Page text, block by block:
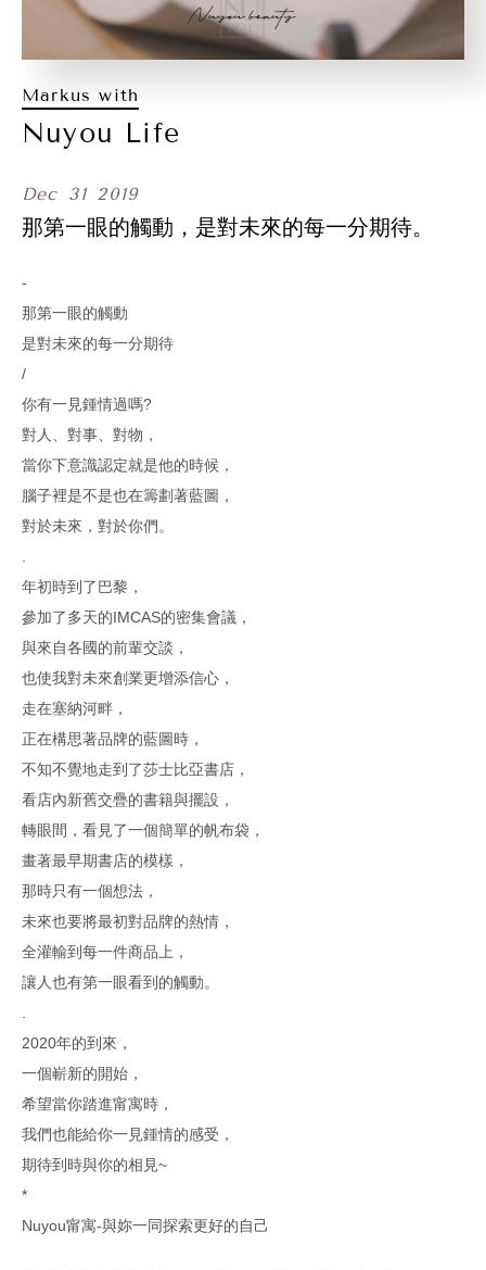
Markus with
Nuyou Life
Dec 31 2019
那第一眼的觸動，是對未來的每一分期待。
-
那第一眼的觸動
是對未來的每一分期待
/
你有一見鍾情過嗎?
對人、對事、對物，
當你下意識認定就是他的時候，
腦子裡是不是也在籌劃著藍圖，
對於未來，對於你們。
年初時到了巴黎，
參加了多天的IMCAS的密集會議，
與來自各國的前輩交談，
也使我對未來創業更增添信心，
走在塞納河畔，
正在構思著品牌的藍圖時，
不知不覺地走到了莎士比亞書店，
看店內新舊交疊的書籍與擺設，
轉眼間，看見了一個簡單的帆布袋，
畫著最早期書店的模樣，
那時只有一個想法，
未來也要將最初對品牌的熱情，
全灌輸到每一件商品上，
讓人也有第一眼看到的觸動。
2020年的到來，
一個嶄新的開始，
希望當你踏進甯寓時，
我們也能給你一見鍾情的感受，
期待到時與你的相見~
*
Nuyou甯寓-與妳一同探索更好的自己